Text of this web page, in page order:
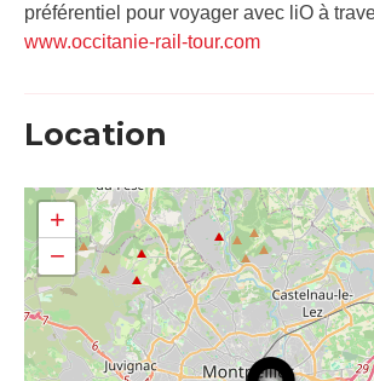
préférentiel pour voyager avec liO à
www.occitanie-rail-tour.com
Location
+
−